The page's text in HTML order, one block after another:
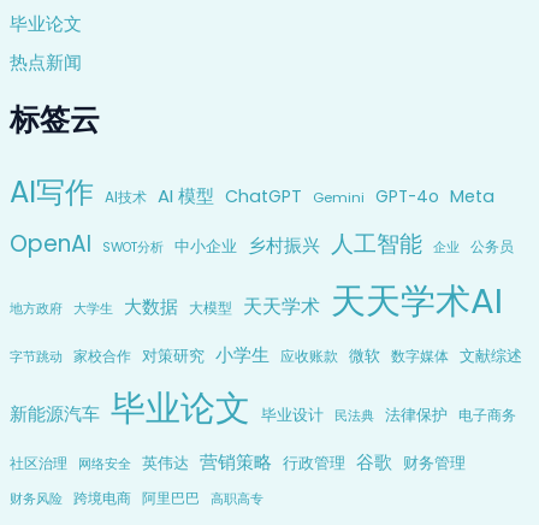
毕业论文
热点新闻
标签云
AI写作 AI技术 AI 模型 ChatGPT Gemini GPT-4o Meta
OpenAI SWOT分析 中小企业 乡村振兴 人工智能 企业 公务员
地方政府 大学生 大数据 大模型 天天学术 天天学术AI
字节跳动 家校合作 对策研究 小学生 应收账款 微软 数字媒体 文献综述
新能源汽车 毕业论文 毕业设计 民法典 法律保护 电子商务
社区治理 网络安全 英伟达 营销策略 行政管理 谷歌 财务管理
财务风险 跨境电商 阿里巴巴 高职高专